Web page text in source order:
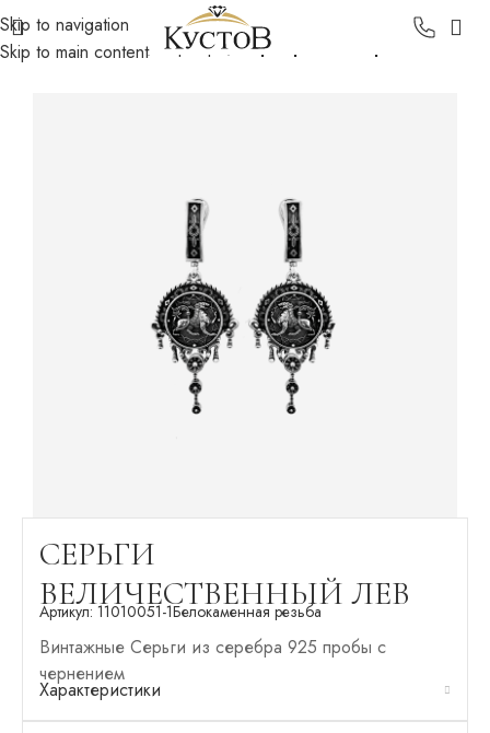
Skip to navigation
Skip to main content
Главная Каталог Серебро Серебряные серьги
СЕРЬГИ
ВЕЛИЧЕСТВЕННЫЙ ЛЕВ
Артикул: 11010051-1Белокаменная резьба
Винтажные Серьги из серебра 925 пробы с
чернением
Характеристики